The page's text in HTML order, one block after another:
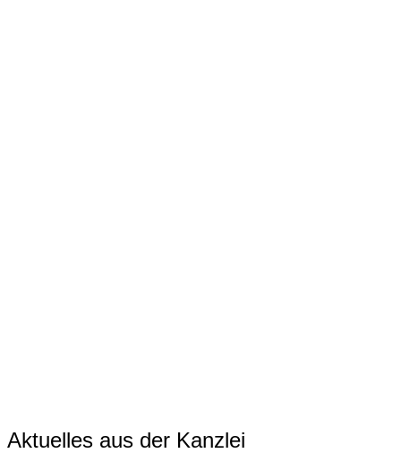
Aktuelles aus der Kanzlei